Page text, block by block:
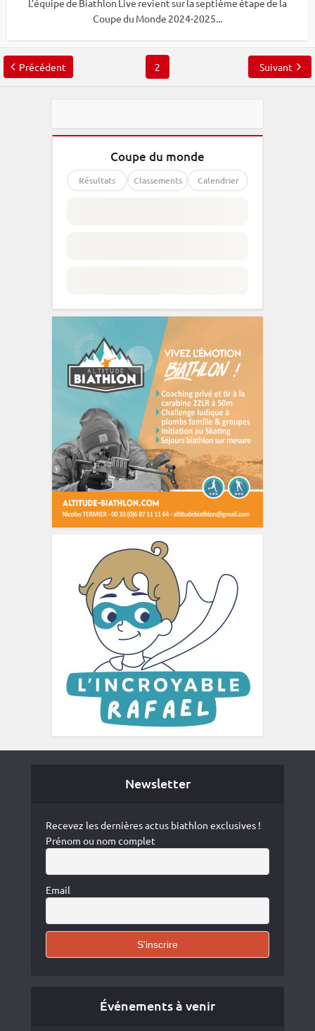
L’équipe de Biathlon Live revient sur la septième étape de la
Coupe du Monde 2024-2025...
Précédent 2 Suivant
Coupe du monde
Résultats Classements Calendrier
Newsletter
Recevez les dernières actus biathlon exclusives !
Prénom ou nom complet
Email
Événements à venir